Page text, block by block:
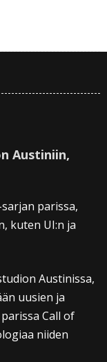
Austiniin,
parissa,
kuten UI:n ja
Austinissa,
uusien ja
Call of
niiden